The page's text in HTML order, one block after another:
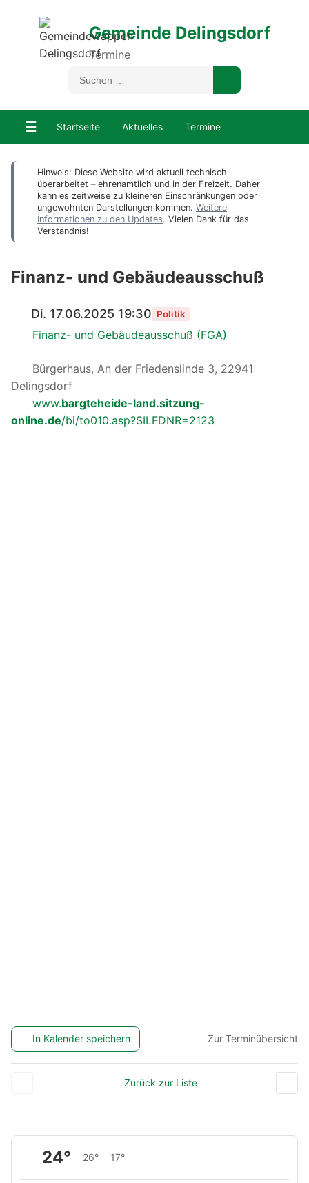
Gemeinde Delingsdorf
Termine
☰ Startseite Aktuelles Termine
Hinweis: Diese Website wird aktuell technisch
überarbeitet – ehrenamtlich und in der Freizeit. Daher
kann es zeitweise zu kleineren Einschränkungen oder
ungewohnten Darstellungen kommen. Weitere
Informationen zu den Updates. Vielen Dank für das
Verständnis!
Finanz- und Gebäudeausschuß
Di. 17.06.2025 19:30 Politik
Finanz- und Gebäudeausschuß (FGA)
Bürgerhaus, An der Friedenslinde 3, 22941
Delingsdorf
www.bargteheide-land.sitzung-
online.de/bi/to010.asp?SILFDNR=2123
In Kalender speichern Zur Terminübersicht
Zurück zur Liste
24° 26° 17°